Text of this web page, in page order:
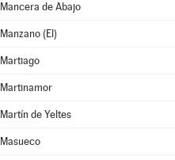
Mancera de Abajo
Manzano (El)
Martiago
Martinamor
Martín de Yeltes
Masueco